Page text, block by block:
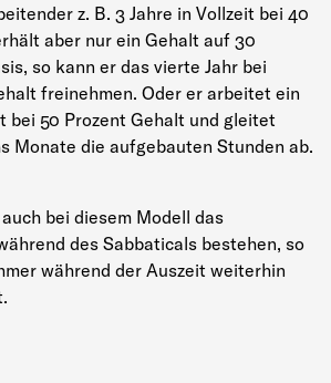
z. B. 3 Jahre in Vollzeit bei 40
aber nur ein Gehalt auf 30
so kann er das vierte Jahr bei
freinehmen. Oder er arbeitet ein
bei 50 Prozent Gehalt und gleitet
Monate die aufgebauten Stunden ab.
bei diesem Modell das
des Sabbaticals bestehen, so
während der Auszeit weiterhin